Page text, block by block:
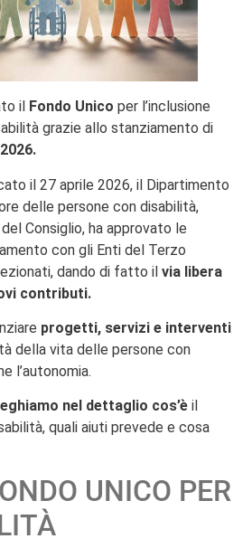
il Fondo Unico per l’inclusione
grazie allo stanziamento di
il 27 aprile 2026, il Dipartimento
delle persone con disabilità,
Consiglio, ha approvato le
con gli Enti del Terzo
dando di fatto il via libera
contributi.
progetti, servizi e interventi
della vita delle persone con
l’autonomia.
nel dettaglio cos’è il
quali aiuti prevede e cosa
UNICO PER